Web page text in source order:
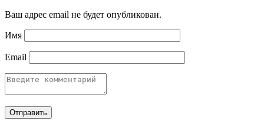
Ваш адрес email не будет опубликован.
Имя
Email